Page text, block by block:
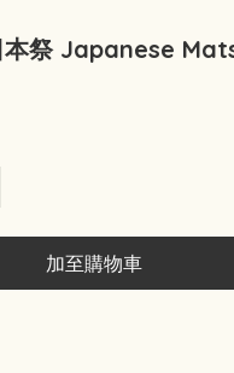
祭 Japanese
加至購物車